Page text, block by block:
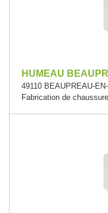
HUMEAU
49110 BEAUPREAU-
Fabrication de